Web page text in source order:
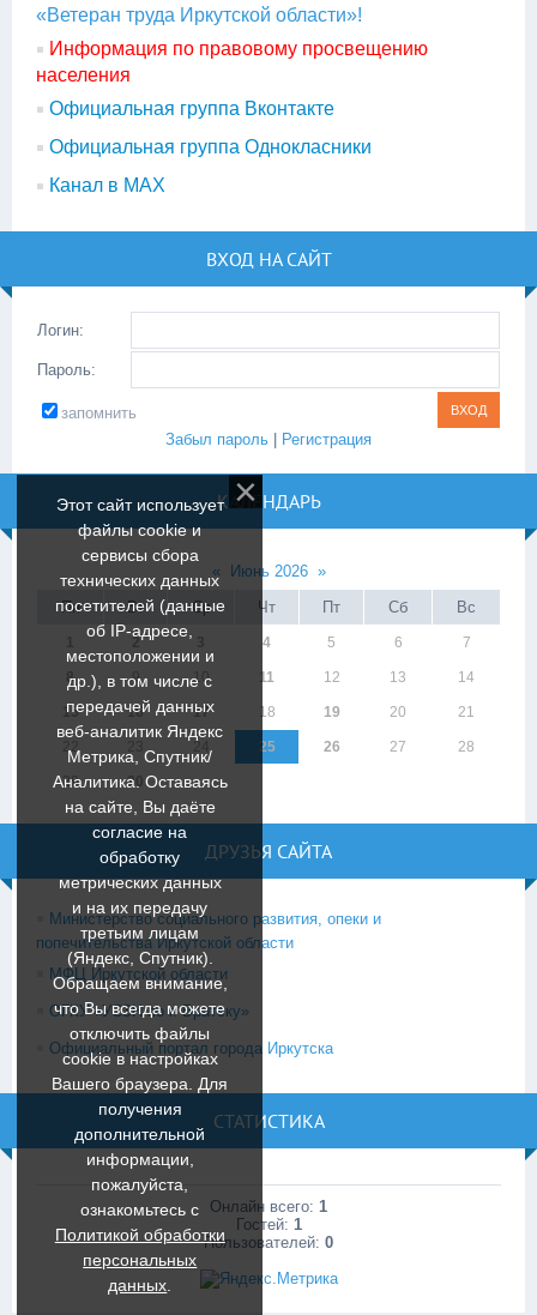
«Ветеран труда Иркутской области»!
Информация по правовому просвещению
населения
Официальная группа Вконтакте
Официальная группа Однокласники
Канал в МАХ
ВХОД НА САЙТ
Логин:
Пароль:
запомнить
Забыл пароль
Регистрация
КАЛЕНДАРЬ
« Июнь 2026 »
Пн
Вт Ср Чт Пт Сб Вс
4 5 6 7
8 9 10 11 12 13 14
15 16 17 18 19 20 21
22 25 26 27 28
29 30
ДРУЗЬЯ САЙТА
Министерство социального развития, опеки и
попечительства Иркутской области
МФЦ Иркутской области
ОГКУ «УСЗН по г. Братску»
Официальный портал города Иркутска
СТАТИСТИКА
Онлайн всего: 1
Гостей: 1
Пользователей: 0
Этот сайт использует
файлы cookie и
сервисы сбора
технических данных
посетителей (данные
об IP-адресе,
местоположении и
др.), в том числе с
передачей данных
веб-аналитик Яндекс
Метрика, Спутник/
Аналитика. Оставаясь
на сайте, Вы даёте
согласие на
обработку
метрических данных
и на их передачу
третьим лицам
(Яндекс, Спутник).
Обращаем внимание,
что Вы всегда можете
отключить файлы
cookie в настройках
Вашего браузера. Для
получения
дополнительной
информации,
пожалуйста,
ознакомьтесь c
Политикой обработки
персональных
данных